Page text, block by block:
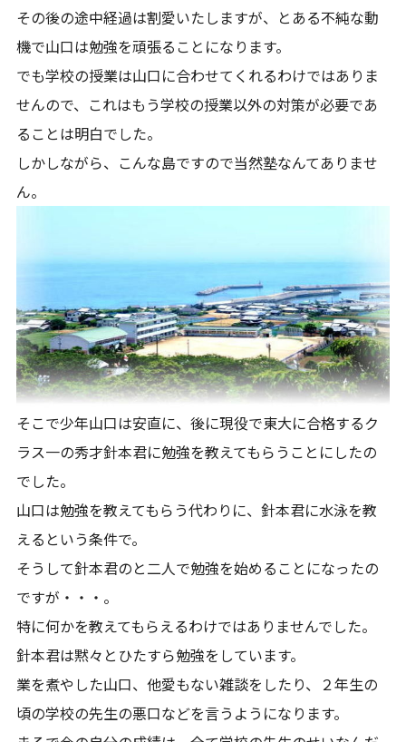
その後の途中経過は割愛いたしますが、とある不純な動
機で山口は勉強を頑張ることになります。
でも学校の授業は山口に合わせてくれるわけではありま
せんので、これはもう学校の授業以外の対策が必要であ
ることは明白でした。
しかしながら、こんな島ですので当然塾なんてありませ
ん。
そこで少年山口は安直に、後に現役で東大に合格するク
ラス一の秀才針本君に勉強を教えてもらうことにしたの
でした。
山口は勉強を教えてもらう代わりに、針本君に水泳を教
えるという条件で。
そうして針本君のと二人で勉強を始めることになったの
ですが・・・。
特に何かを教えてもらえるわけではありませんでした。
針本君は黙々とひたすら勉強をしています。
業を煮やした山口、他愛もない雑談をしたり、２年生の
頃の学校の先生の悪口などを言うようになります。